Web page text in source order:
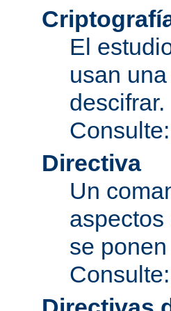
El
usan
descifrar.
Consulte:
Directiva
Un
se
Consulte: